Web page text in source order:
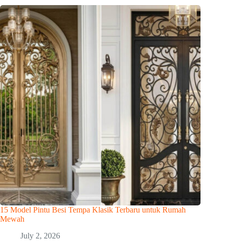
15 Model Pintu Besi Tempa Klasik Terbaru untuk Rumah
Mewah
July 2, 2026